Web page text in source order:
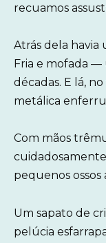
recuamos
Atrás dela havia
Fria e mofada
décadas. E lá,
metálica
Com mãos
pequenos ossos
Um sapato de
pelúcia